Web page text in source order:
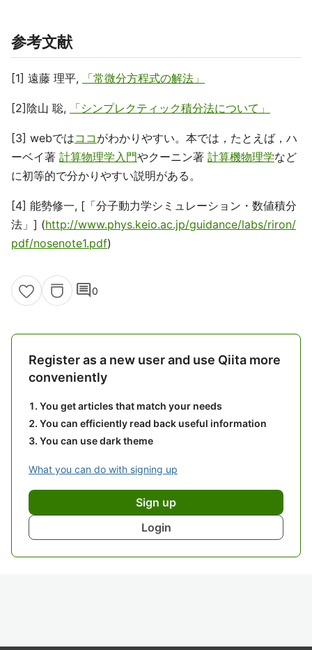
参考文献
[1] 遠藤 理平, 「常微分方程式の解法」
[2]陰山 聡, 「シンプレクティック積分法について」
[3] webではココ がわかりやすい。本では，たとえば，ハ
ーベイ著 計算物理学入門やクーニン著 計算機物理学など
に初等的で分かりやすい説明がある。
[4] 能勢修一, [「分子動力学シミュレーション・数値積分
法」] (http://www.phys.keio.ac.jp/guidance/labs/riron/
pdf/nosenote1.pdf)
comment0
Register as a new user and use Qiita more
conveniently
You get articles that match your needs
You can efficiently read back useful information
You can use dark theme
What you can do with signing up
Sign up
Login